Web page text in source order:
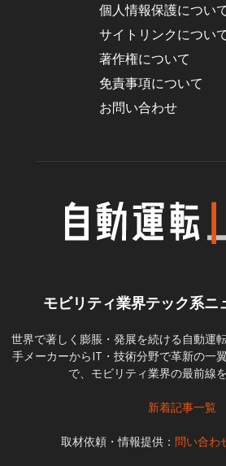
個人情報保護につい
サイトリンクについ
著作権について
免責事項について
お問い合わせ
モビリティ業界テック系ニ
世界で著しく膨脹・発展を続ける自動運
手メーカーからIT・技術分野で革新の一
で、モビリティ業界の最前線
新着記事一覧
取材依頼・情報提供： 問い合わ